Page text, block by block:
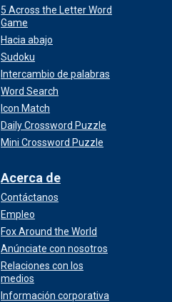
5 Across the Letter Word
Game
Hacia abajo
Sudoku
Intercambio de palabras
Word Search
Icon Match
Daily Crossword Puzzle
Mini Crossword Puzzle
Acerca de
Contáctanos
Empleo
Fox Around the World
Anúnciate con nosotros
Relaciones con los
medios
Información corporativa